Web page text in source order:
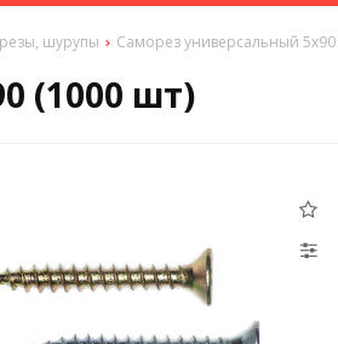
шурупы Саморез универсальный
(1000 шт)